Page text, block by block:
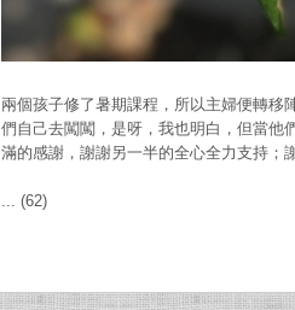
兩個孩子修了暑期課程，所以主婦便轉移
們自己去闖闖，是呀，我也明白，但當他
滿的感謝，謝謝另一半的全心全力支持；
... (62)